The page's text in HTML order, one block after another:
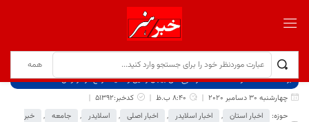
برگ نخست نوشته‌ها
آغاز طرح‌های بیابان زدایی و احیاء مراتع در فردوس
چهارشنبه 30 دسامبر 2020
8:40 ب.ظ
کدخبر:51392
حوزه:
اخبار استان , اخبار اسلایدر , اخبار اصلی , اسلایدر , جامعه ,
خبر